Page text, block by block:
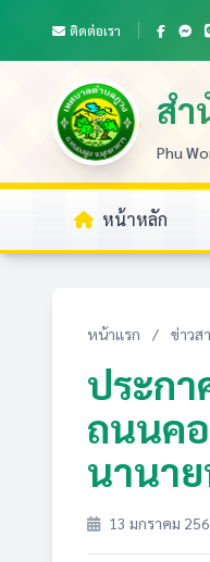
ติดต่อเรา
สำ
Phu
หน้าหลัก
หน้าแรก / ข่าวส
ประกา
ถนนค
นานา
13 มกราคม